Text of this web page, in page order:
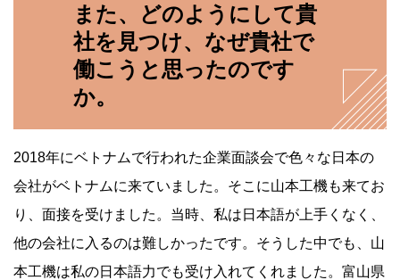
また、どのようにして貴
社を見つけ、なぜ貴社で
働こうと思ったのです
か。
2018年にベトナムで行われた企業面談会で色々な日本の
会社がベトナムに来ていました。そこに山本工機も来てお
り、面接を受けました。当時、私は日本語が上手くなく、
他の会社に入るのは難しかったです。そうした中でも、山
本工機は私の日本語力でも受け入れてくれました。富山県